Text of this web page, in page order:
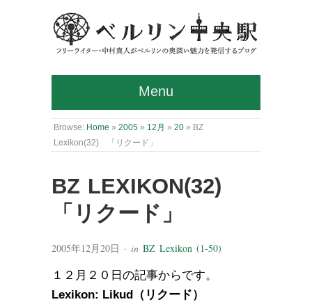
Menu
Browse: Home » 2005 » 12月 » 20 » BZ
Lexikon(32) 「リクード」
BZ LEXIKON(32)
「リクード」
2005年12月20日 · in BZ Lexikon (1-50)
１２月２０日の記事からです。
Lexikon: Likud（リクード）